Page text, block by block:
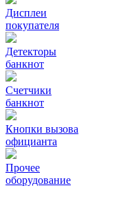
Дисплеи
покупателя
Детекторы
банкнот
Счетчики
банкнот
Кнопки вызова
официанта
Прочее
оборудование